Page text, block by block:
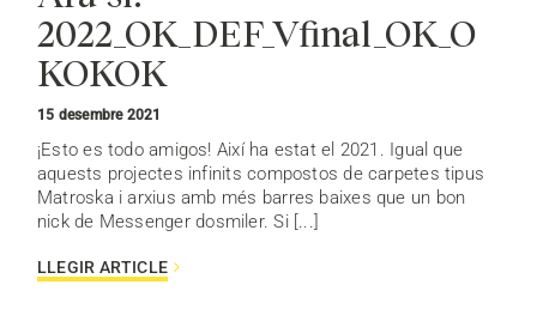
2022_OK_DEF_Vfinal_OK_O
KOKOK
15 desembre 2021
¡Esto es todo amigos! Així ha estat el 2021. Igual que
aquests projectes infinits compostos de carpetes tipus
Matroska i arxius amb més barres baixes que un bon
nick de Messenger dosmiler. Si [...]
LLEGIR ARTICLE